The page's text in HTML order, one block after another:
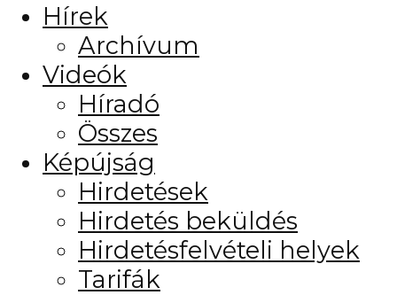
Hírek
Archívum
Videók
Híradó
Összes
Képújság
Hirdetések
Hirdetés beküldés
Hirdetésfelvételi helyek
Tarifák